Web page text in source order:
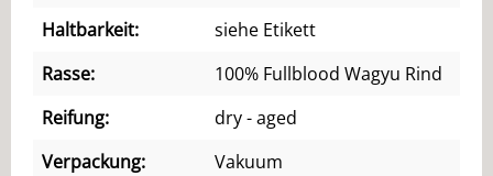
Haltbarkeit:
siehe Etikett
Rasse:
100% Fullblood Wagyu Rind
Reifung:
dry - aged
Verpackung:
Vakuum